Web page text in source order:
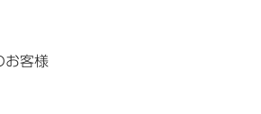
お客様